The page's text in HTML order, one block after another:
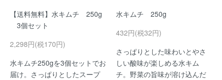
【送料無料】水キムチ 250g
3個セット
2,298円(税170円)
水キムチ250gを3個セットでお
届け。さっぱりとしたスープ
水キムチ 250g
432円(税32円)
さっぱりとした味わいとやさ
しい酸味が楽しめる水キム
チ。野菜の旨味が溶け込んだ